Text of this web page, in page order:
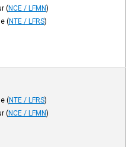
(NCE / LFMN)
(NTE / LFRS)
(NTE / LFRS)
(NCE / LFMN)